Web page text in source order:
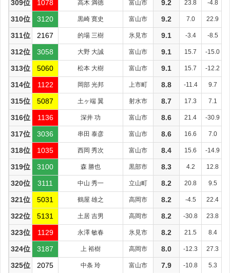
309位 1078 高木 満徳 富山市 9.2 23.8 -4.8
310位 3120 黒崎 寛史 富山市 9.2 7.0 22.9
311位 2167 的場 三樹 氷見市 9.1 -3.4 -8.5
312位 3058 大野 大誠 富山市 9.1 15.7 -15.0
313位 5060 松本 大樹 富山市 9.1 15.7 -12.2
314位 1122 岡部 光邦 上市町 8.8 -11.4 9.7
315位 5087 土ヶ端 翼 射水市 8.7 17.3 7.1
316位 1136 深井 功 富山市 8.6 21.4 -30.9
317位 3036 串田 泰彦 富山市 8.6 16.6 7.0
318位 1035 西岡 秀次 富山市 8.4 15.6 -14.9
319位 3100 森 勝也 黒部市 8.3 4.2 12.8
320位 3111 中山 秀一 立山町 8.2 20.8 9.5
321位 5031 鶴屋 雄之 高岡市 8.2 -4.5 22.4
322位 5131 土居 吉男 高岡市 8.2 -30.8 23.8
323位 1129 永澤 敏春 氷見市 8.2 21.5 8.4
324位 3187 上 裕樹 高岡市 8.0 -12.3 27.3
325位 2075 中条 玲 富山市 7.9 -10.8 5.3